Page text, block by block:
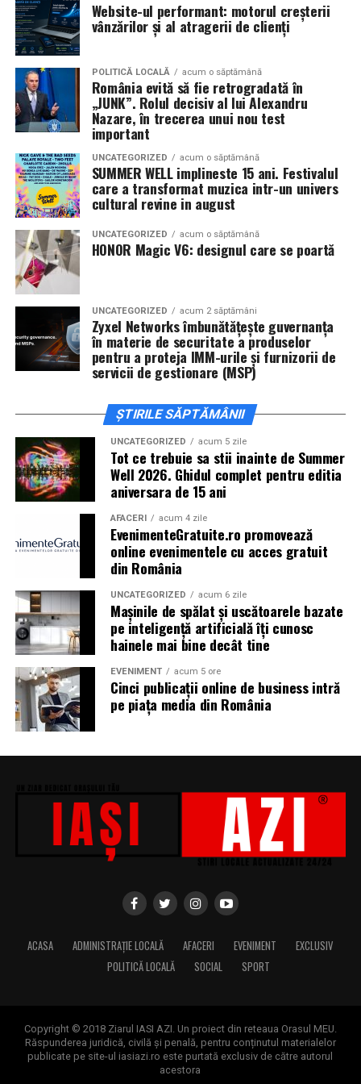
sunt grăbiți și conduc sub presiunea timpului. Noi
încercăm să le transmitem că viața de zi cu zi nu este o
probă specială de raliu și că prioritatea trebuie să fie
întotdeauna siguranța. Am venit la acest eveniment
pentru a fi mai aproape de comunitatea din Brașov și
pentru a le arăta oamenilor că motorsportul înseamnă,
înainte de toate, disciplină, responsabilitate și siguranță.
Pe lângă prezentarea mașinilor de competiție, încercăm
să le explicăm participanților cât de importante sunt
reflexele corecte și deciziile responsabile în trafic”, a
declarat Andrei Gîrtofan, pilot la ProRally.
Campania „Condu Prudent! Alege Viața!” face parte
dintr-un proiect național desfășurat în mai multe orașe
din România, printre care București, Alba Iulia, Cluj-
Napoca, Sibiu și Târgu Mureș, având ca obiectiv
principal reducerea numărului de accidente prin
educație, prevenție și implicarea activă a comunității.
sponsorilor: Allianz Țiriac, Accenture, Coresi, Autoliv,
Academia Titi Aur, ISU, IPJ, IJJ, Pro Rally Racing Team
(ERA), OC Racing Team, LS Driving Academy, Siguranța
Auto Copii, Lifetime Events, Ugly Bikers, Oaki, Crust
Focacceria și Panoramic.
Despre Rotaract
Rotaract este o organizație internațională dedicată
tinerilor cu vârste de peste 18 ani, care dezvoltă
proiecte de voluntariat, educație, leadership și implicare
comunitară. Parte a familiei Rotary International,
Rotaract reunește tineri profesioniști și studenți care își
propun să genereze schimbări pozitive în comunitățile
din care fac parte, prin inițiative sociale, educaționale,
culturale și civice.
Sursa articol:
este un proiect cofinanțat de Uniunea Europeană, Cod
proiect: 2025-3-RO01-KA154-YOU-000373433, acesta
creează un cadru de dialog și implicare pentru liceenii
care doresc să își facă vocea auzită.
Website-ul performant: motorul creșterii
vânzărilor și al atragerii de clienți
POLITICĂ LOCALĂ acum o săptămână
România evită să fie retrogradată în
„JUNK”. Rolul decisiv al lui Alexandru
Nazare, în trecerea unui nou test
important
UNCATEGORIZED acum o săptămână
SUMMER WELL implineste 15 ani. Festivalul
care a transformat muzica intr-un univers
cultural revine in august
UNCATEGORIZED acum o săptămână
HONOR Magic V6: designul care se poartă
UNCATEGORIZED acum 2 săptămâni
Zyxel Networks îmbunătățește guvernanța
în materie de securitate a produselor
pentru a proteja IMM-urile și furnizorii de
servicii de gestionare (MSP)
ȘTIRILE SĂPTĂMÂNII
UNCATEGORIZED acum 5 zile
Tot ce trebuie sa stii inainte de Summer
Well 2026. Ghidul complet pentru editia
aniversara de 15 ani
AFACERI acum 4 zile
EvenimenteGratuite.ro promovează
online evenimentele cu acces gratuit
din România
UNCATEGORIZED acum 6 zile
Mașinile de spălat și uscătoarele bazate
pe inteligență artificială îți cunosc
hainele mai bine decât tine
EVENIMENT acum 5 ore
Cinci publicații online de business intră
pe piața media din România
ACASA ADMINISTRAȚIE LOCALĂ AFACERI EVENIMENT
EXCLUSIV
POLITICĂ LOCALĂ
SOCIAL SPORT
Copyright © 2018 Ziarul IASI AZI. Un proiect din reteaua Orasul MEU.
Răspunderea juridică, civilă și penală, pentru conținutul materialelor
publicate pe site-ul iasiazi.ro este purtată exclusiv de către autorul
acestora